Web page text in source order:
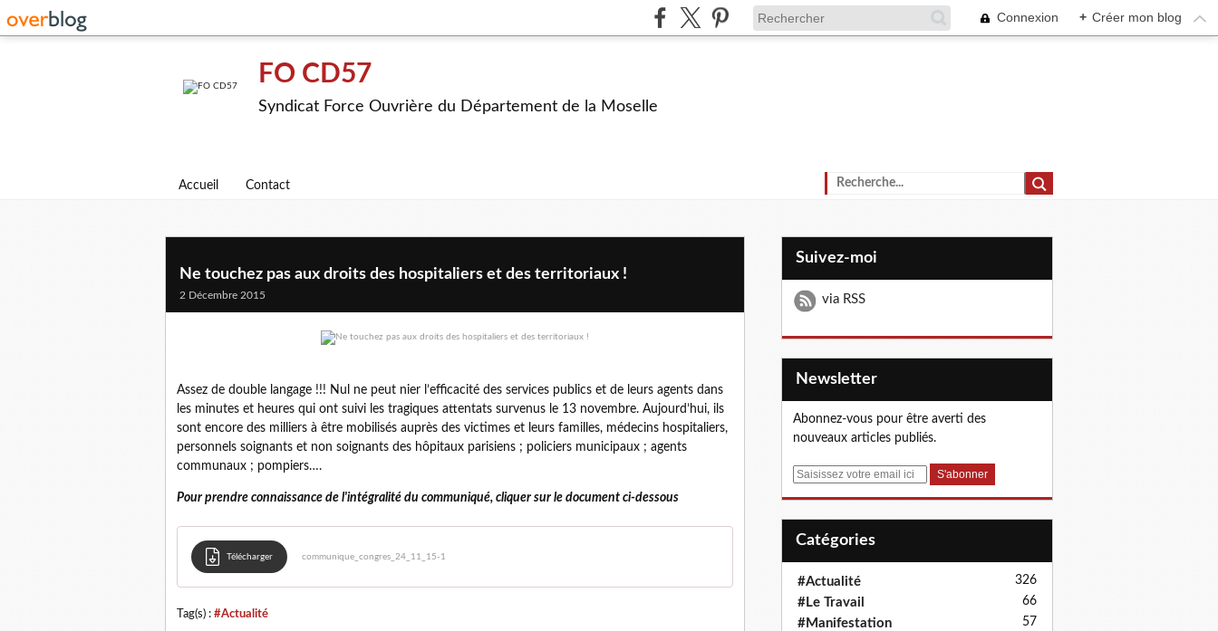
Connexion + Créer mon blog
FO CD57
Syndicat Force Ouvrière du Département de la Moselle
Accueil Contact
Ne touchez pas aux droits des hospitaliers et des territoriaux !
2 Décembre 2015
Assez de double langage !!! Nul ne peut nier l’efficacité des services publics et de leurs agents dans
les minutes et heures qui ont suivi les tragiques attentats survenus le 13 novembre. Aujourd’hui, ils
sont encore des milliers à être mobilisés auprès des victimes et leurs familles, médecins hospitaliers,
personnels soignants et non soignants des hôpitaux parisiens ; policiers municipaux ; agents
communaux ; pompiers….
Pour prendre connaissance de l'intégralité du communiqué, cliquer sur le document ci-dessous
Télécharger communique_congres_24_11_15-1
Tag(s) : #Actualité
Suivez-moi
via RSS
Newsletter
Abonnez-vous pour être averti des
nouveaux articles publiés.
E
Catégories
#Actualité 326
#Le Travail 66
#Manifestation 57